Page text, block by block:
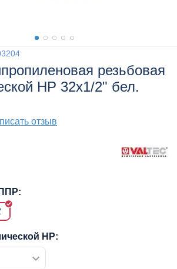
резьбовая
НР 32x1/2" бел.
отзыв
НР: